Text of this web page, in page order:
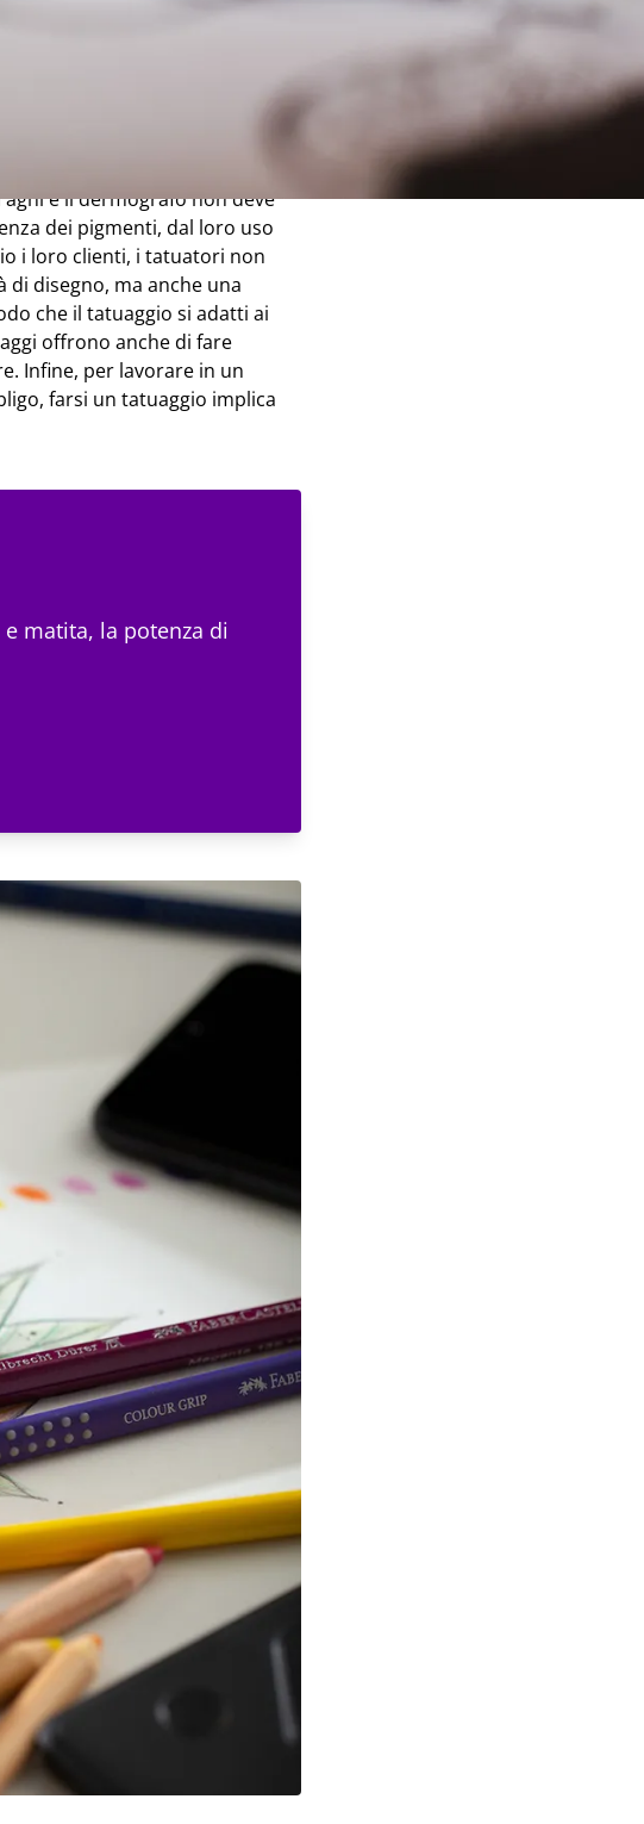
Ma diventare un
Il tatuatore deve prima
e il dermografo non deve
dei pigmenti, dal loro uso
i loro clienti, i tatuatori non
di disegno, ma anche una
che il tatuaggio si adatti ai
offrono anche di fare
Infine, per lavorare in un
farsi un tatuaggio implica
matita, la potenza di